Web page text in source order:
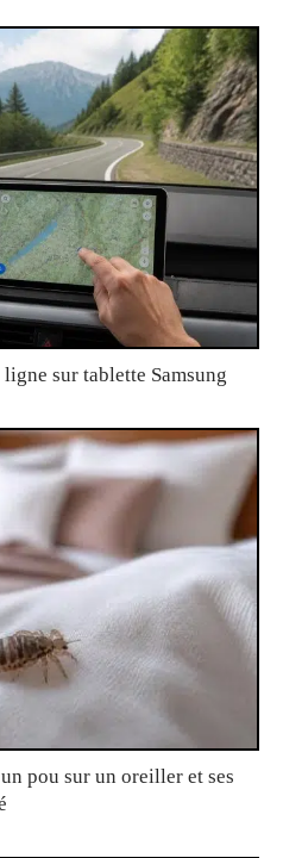
sur tablette Samsung
pou sur un oreiller et ses